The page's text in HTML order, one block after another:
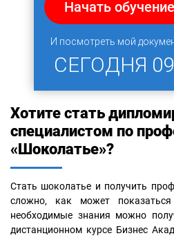
Начать
И посмотреть мой
СЕГОДНЯ
Хотите стать
специалистом по
«Шоколатье»?
Стать шоколатье и получить
сложно, как может
необходимые знания можно
дистанционном курсе Бизнес